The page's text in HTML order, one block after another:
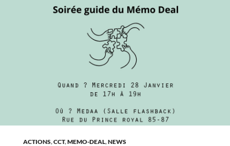
ACTIONS,CCT,MEMO-DEAL,NEWS